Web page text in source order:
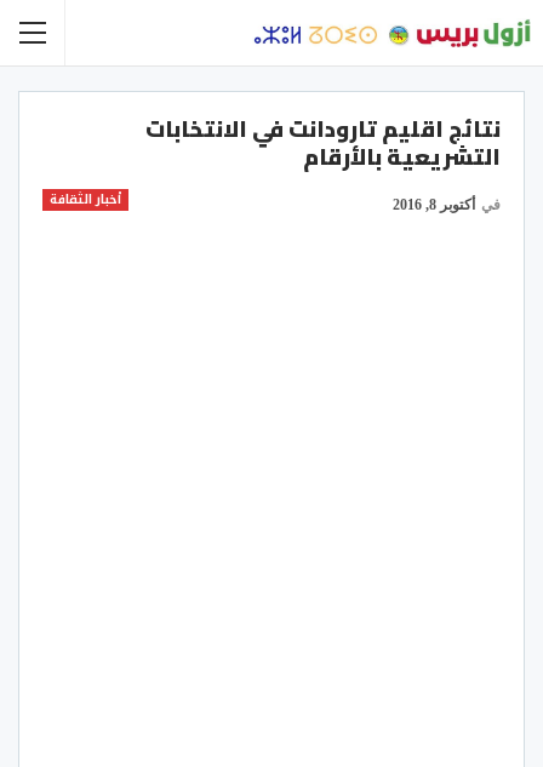
نتائج اقليم تارودانت في الانتخابات
التشريعية بالأرقام
أخبار الثقافة في أكتوبر 8, 2016